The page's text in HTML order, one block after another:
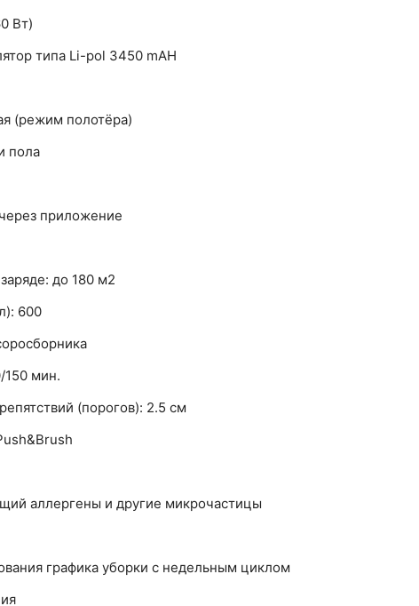
Вт)
типа Li-pol 3450 mAH
(режим полотёра)
пола
приложение
до 180 м2
600
150 мин.
(порогов): 2.5 см
аллергены и другие микрочастицы
графика уборки с недельным циклом